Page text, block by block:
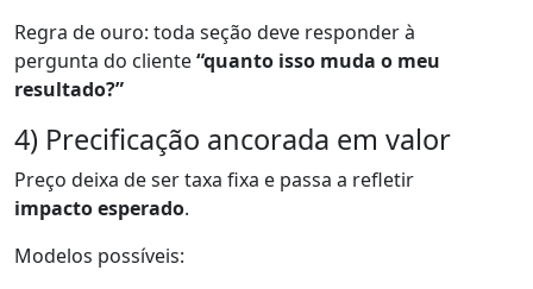
Regra de ouro: toda seção deve responder à
pergunta do cliente“quanto isso muda o meu
resultado?”
4) Precificação ancorada em valor
Preço deixa de ser taxa fixa e passa a refletir
impacto esperado.
Modelos possíveis: